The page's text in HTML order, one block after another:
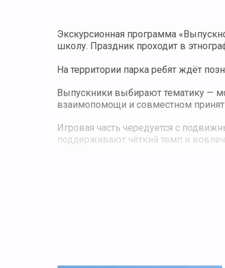
Экскурсионная программа
школу. Праздник проходит в
На территории парка ребят ждёт
Выпускники выбирают тематику —
взаимопомощи и совместном
Игровая часть чередуется с
поддерживают чёткий темп и
Профессиональные фотографы
Результат: яркий выпускной на